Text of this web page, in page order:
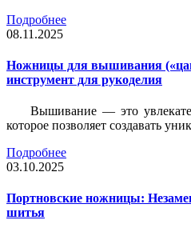
Подробнее
08.11.2025
Ножницы для вышивания
инструмент для рукоделия
Вышивание — это
которое позволяет создавать
Подробнее
03.10.2025
Портновские ножницы:
шитья